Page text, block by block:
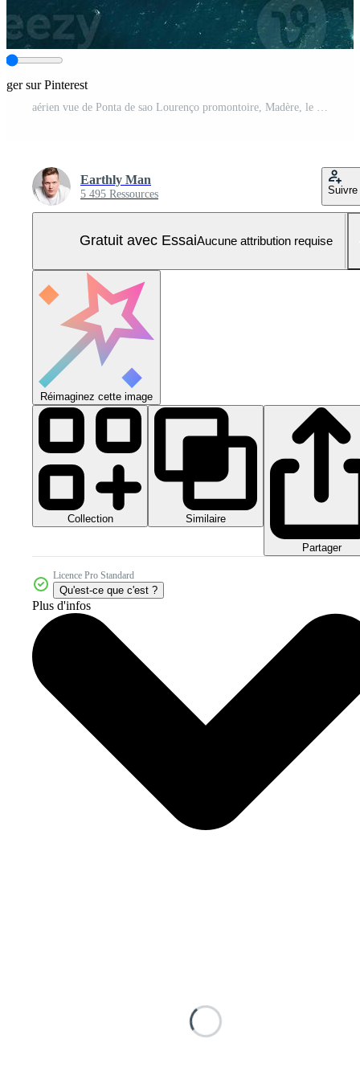
sur Pinterest
Earthly Man
5 495 Ressources Suivre
Gratuit avec EssaiAucune attribution requise
Réimaginez cette image
Collection Similaire
Partager
Licence Pro Standard
Qu'est-ce que c'est ?
Plus d'infos